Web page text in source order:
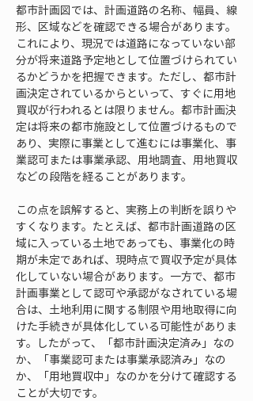
都市計画図では、計画道路の名称、幅員、線
形、区域などを確認できる場合があります。
これにより、現況では道路になっていない部
分が将来道路予定地として位置づけられてい
るかどうかを把握できます。ただし、都市計
画決定されているからといって、すぐに用地
買収が行われるとは限りません。都市計画決
定は将来の都市施設として位置づけるもので
あり、実際に事業として進むには事業化、事
業認可または事業承認、用地調査、用地買収
などの段階を経ることがあります。
この点を誤解すると、実務上の判断を誤りや
すくなります。たとえば、都市計画道路の区
域に入っている土地であっても、事業化の時
期が未定であれば、現時点で買収予定が具体
化していない場合があります。一方で、都市
計画事業として認可や承認がなされている場
合は、土地利用に関する制限や用地取得に向
けた手続きが具体化している可能性がありま
す。したがって、「都市計画決定済み」なの
か、「事業認可または事業承認済み」なの
か、「用地買収中」なのかを分けて確認する
ことが大切です。